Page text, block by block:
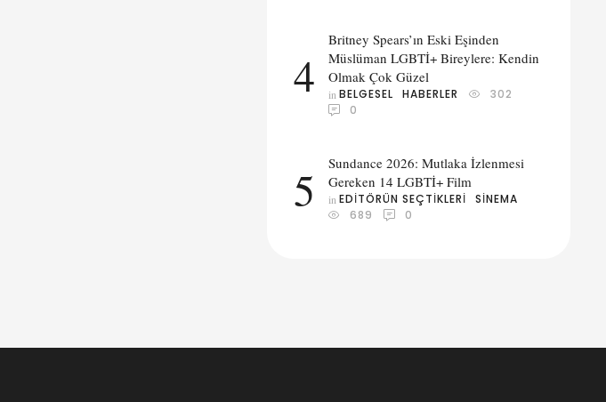
4
Britney Spears’ın Eski Eşinden
Müslüman LGBTİ+ Bireylere: Kendin
Olmak Çok Güzel
in BELGESEL HABERLER
302
0
5
Sundance 2026: Mutlaka İzlenmesi
Gereken 14 LGBTİ+ Film
in EDITÖRÜN SEÇTIKLERI
SINEMA
689
0